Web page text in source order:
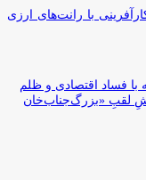
با رانت‌های ارزی
فساد اقتصادی و ظلم
لقبِ «بزرگ‌جناب‌خان